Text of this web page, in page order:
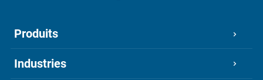
Produits
Industries